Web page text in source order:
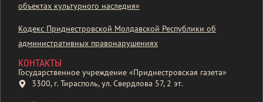
объектах культурного наследия»
Кодекс Приднестровской Молдавской Республики об
административных правонарушениях
КОНТАКТЫ
Государственное учреждение «Приднестровская газета»
3300, г. Тирасполь, ул. Свердлова 57, 2 эт.